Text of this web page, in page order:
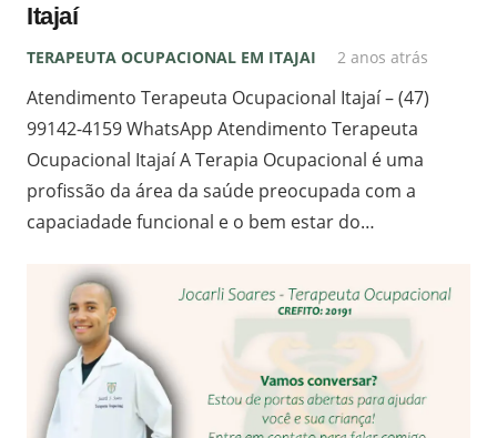
Itajaí
TERAPEUTA OCUPACIONAL EM ITAJAI 2 anos atrás
Atendimento Terapeuta Ocupacional Itajaí – (47)
99142-4159 WhatsApp Atendimento Terapeuta
Ocupacional Itajaí A Terapia Ocupacional é uma
profissão da área da saúde preocupada com a
capaciadade funcional e o bem estar do…